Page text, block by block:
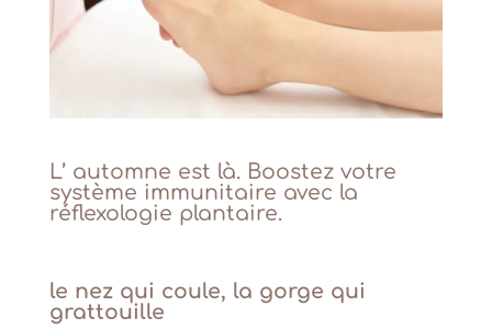
L’ automne est là. Boostez votre
système immunitaire avec la
réflexologie plantaire.
le nez qui coule, la gorge qui
grattouille